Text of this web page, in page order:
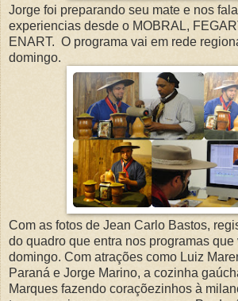
Jorge foi preparando seu mate e nos
experiencias desde o MOBRAL,
ENART. O programa vai em rede
domingo.
Com as fotos de Jean Carlo Bastos,
do quadro que entra nos programas que
domingo. Com atrações como Luiz
Paraná e Jorge Marino, a cozinha
Marques fazendo coraçõezinhos à